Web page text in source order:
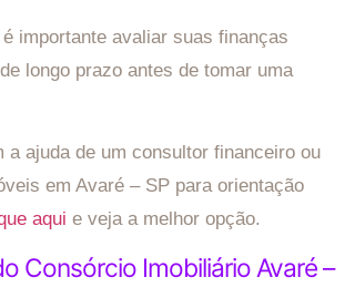
importante avaliar suas finanças
longo prazo antes de tomar uma
a ajuda de um consultor financeiro ou
em Avaré – SP para orientação
aqui e veja a melhor opção.
Consórcio Imobiliário Avaré –